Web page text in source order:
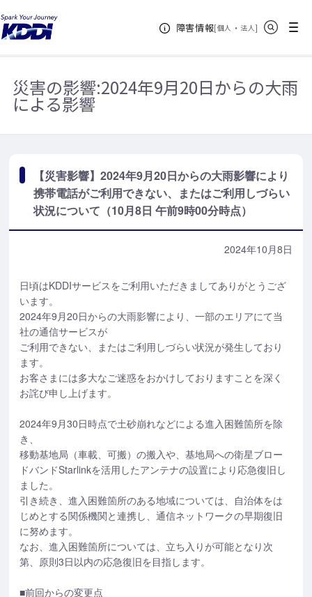
障害情報[個人 ・ 法人新規ウィンドウ
]
メニュー
KDDIホーム
影響により携帯電話がご利用できない、またはご利用しづらい状況について
（10月8日 午前9時00分時点）
災害の影響:2024年9月20日からの大雨
による影響
【災害影響】2024年9月20日からの大雨影響により
携帯電話がご利用できない、またはご利用しづらい
状況について（10月8日 午前9時00分時点）
2024年10月8日
日頃はKDDIサービスをご利用いただきましてありがとうござ
います。
2024年9月20日からの大雨影響により、一部のエリアにて当
社の通信サービスが
ご利用できない、またはご利用しづらい状況が発生しており
ます。
お客さまには多大なご迷惑をおかけしておりますことを深く
お詫び申し上げます。
2024年9月30日時点で土砂崩れなどによる進入困難箇所を除
き、
移動基地局（車載、可搬）の搬入や、基地局への衛星ブロー
ドバンドStarlinkを活用したアンテナの設置により応急復旧し
ました。
引き続き、進入困難箇所のある地域については、自治体をは
じめとする関係機関と連携し、通信ネットワークの早期復旧
に努めます。
なお、進入困難箇所については、立ち入りが可能となり次
第、原則3日以内の応急復旧を目指します。
■前回からの変更点